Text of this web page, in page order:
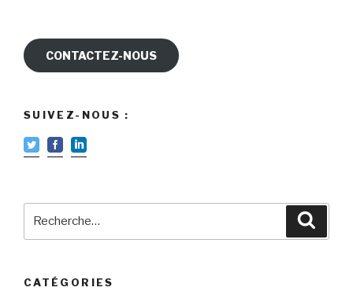
CONTACTEZ-NOUS
SUIVEZ-NOUS :
CATÉGORIES